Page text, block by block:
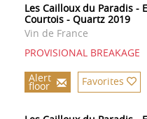
Les Cailloux du Paradis -
Courtois - Quartz 2019
Vin de France
PROVISIONAL BREAKAGE
Alert
floor Favorites